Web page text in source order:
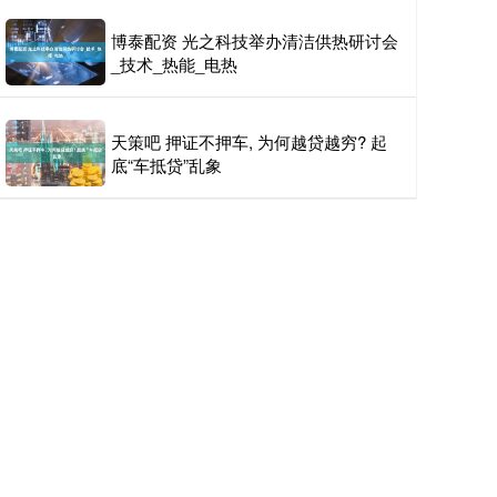
博泰配资 光之科技举办清洁供热研讨会
_技术_热能_电热
天策吧 押证不押车, 为何越贷越穷? 起
底“车抵贷”乱象